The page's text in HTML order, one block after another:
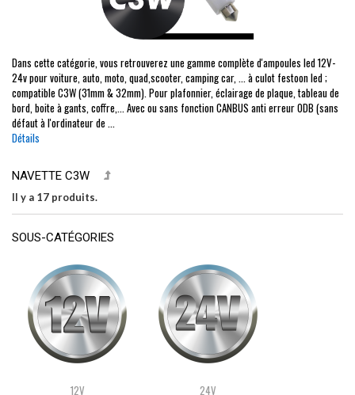
Dans cette catégorie, vous retrouverez une gamme complète d'ampoules led 12V-
24v pour voiture, auto, moto, quad,scooter, camping car, ... à culot festoon led ;
compatible C3W (31mm & 32mm). Pour plafonnier, éclairage de plaque, tableau de
bord, boite à gants, coffre,... Avec ou sans fonction CANBUS anti erreur ODB (sans
défaut à l'ordinateur de ...
Détails
NAVETTE C3W
Il y a 17 produits.
SOUS-CATÉGORIES
12V 24V